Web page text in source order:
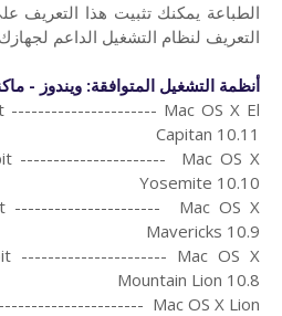
الطباعة يمكنك تثبيت هذا التعريف
التعريف لنظام التشغيل الداعم
أنظمة التشغيل المتوافقة: ويندوز -
---------------------- Mac OS X El
Capitan 10.11
---------------------- Mac OS X
Yosemite 10.10
---------------------- Mac OS X
Mavericks 10.9
---------------------- Mac OS X
Mountain Lion 10.8
Mac OS X Lion